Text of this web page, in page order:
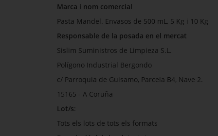
Marca i nom comercial
Pasta Mandel. Envasos de 500 mL, 5 Kg i 10 Kg
Responsable de la posada en el mercat
Sislim Suministros de Limpieza S.L.
Polígono Industrial Bergondo
c/ Parroquia de Guisamo, Parcela B4, Nave 2.
15165 - A Coruña
Lot/s:
Tots els lots de tots els formats